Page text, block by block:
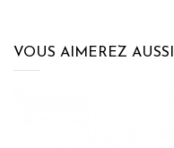
VOUS AIMEREZ AUSSI